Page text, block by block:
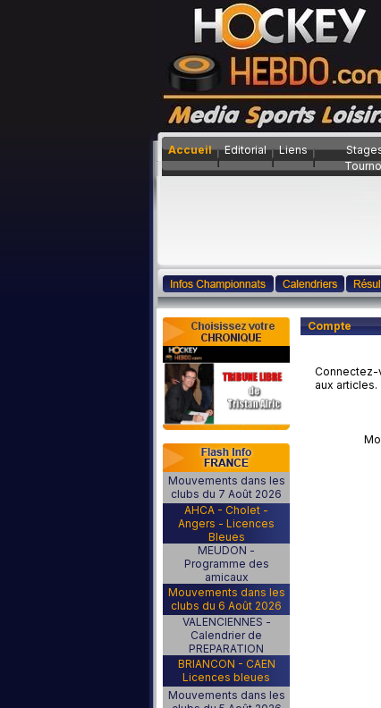
Accueil Editorial Liens
Mouvements dans les
clubs du 7 Août 2026
AHCA - Cholet -
Angers - Licences
Bleues
MEUDON -
Programme des
amicaux
Mouvements dans les
clubs du 6 Août 2026
VALENCIENNES -
Calendrier de
PREPARATION
BRIANCON - CAEN
Licences bleues
Mouvements dans les
Compte
Connectez-
aux articles.